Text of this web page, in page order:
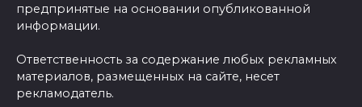
предпринятые на основании опубликованной
информации.
Ответственность за содержание любых рекламных
материалов, размещенных на сайте, несет
рекламодатель.